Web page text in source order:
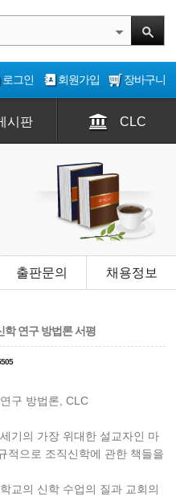
로그인 회원가입 장바구니
시판 CLC
출판문의 채용정보
학 연구 방법론 서평
구 방법론, CLC
기의 가장 위대한 설교자인 마
적으로 조직신학에 관한 책들을
교의 신학 수업의 질과 교회의